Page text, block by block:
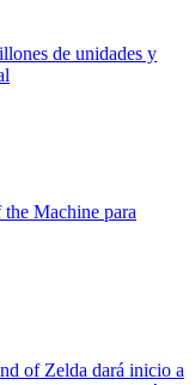
de unidades y
Machine para
of Zelda dará inicio a